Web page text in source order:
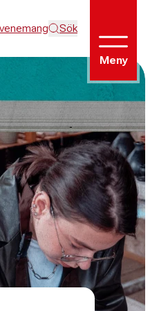
Sök
Meny